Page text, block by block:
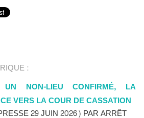
:
UN NON-LIEU CONFIRMÉ, LA
VERS LA COUR DE CASSATION
29 JUIN 2026) PAR ARRÊT